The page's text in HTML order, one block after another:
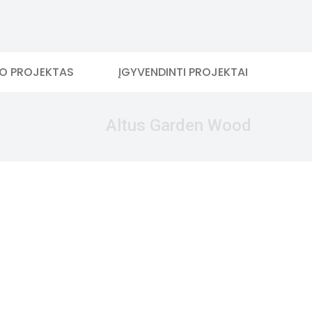
PROJEKTAS ĮGYVENDINTI PROJEKTAI